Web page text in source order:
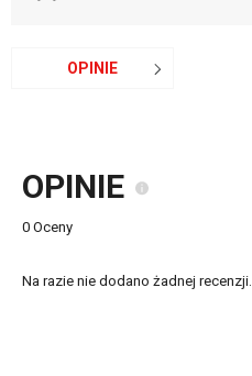
OPINIE
OPINIE
0 Oceny
Na razie nie dodano żadnej recenzji.